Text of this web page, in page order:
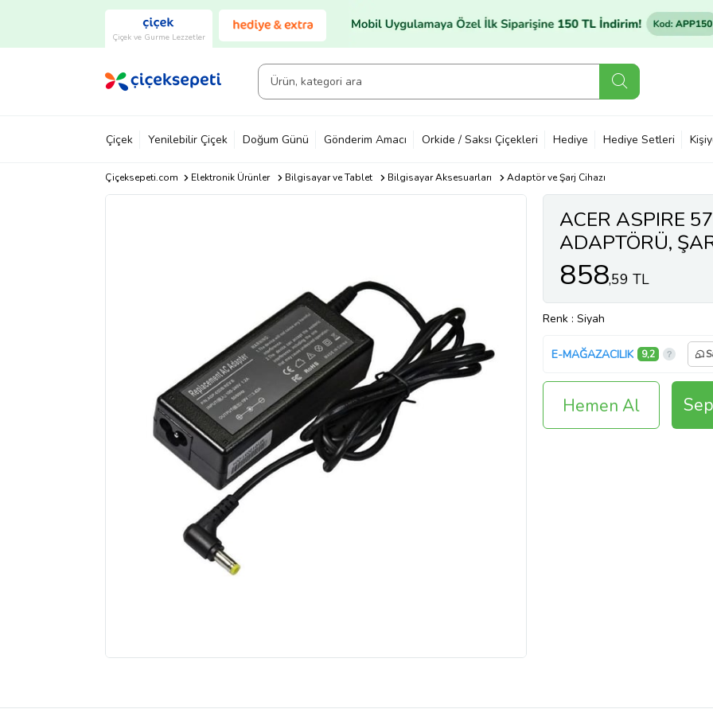
Çiçek ve Gurme Lezzetler
Çiçek Yenilebilir Çiçek Doğum Günü Gönderim Amacı Orkide / Saksı Çiçekleri Hediye Hediye Setleri
Çiçeksepeti.com Elektronik Ürünler Bilgisayar ve Tablet Bilgisayar Aksesuarları Adaptör ve Şarj Cihazı
ACER ASPIRE
ADAPTÖRÜ,
858,59 TL
Renk : Siyah
E-MAĞAZACILIK 9,2
Hemen Al